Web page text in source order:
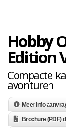
Hobby
Edition
Compacte
avonturen
Meer info
Brochure (PDF)